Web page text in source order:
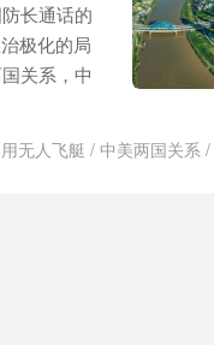
长通话的
极化的局
关系，中
无人飞艇 / 中美两国关系 /